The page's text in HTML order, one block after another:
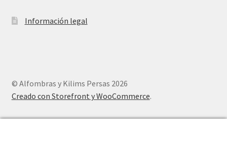
Información legal
© Alfombras y Kilims Persas 2026
Creado con Storefront y WooCommerce.